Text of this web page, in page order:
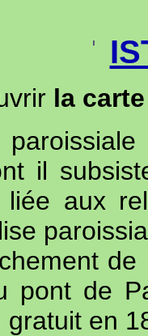
la
il
aux
pont de
gratuit en